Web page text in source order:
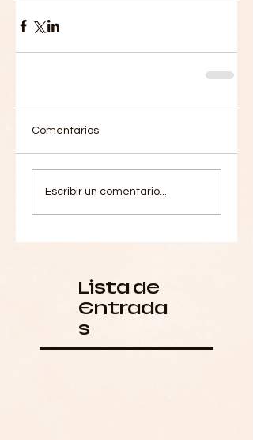
Comentarios
Escribir un comentario...
Lista de
Entrada
s